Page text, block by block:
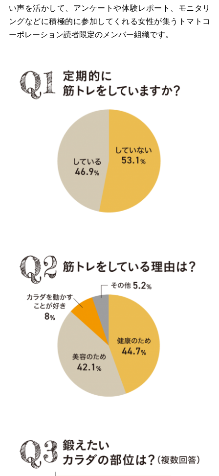
い声を活かして、アンケートや体験レポート、モニタリ
ングなどに積極的に参加してくれる女性が集うトマトコ
ーポレーション読者限定のメンバー組織です。